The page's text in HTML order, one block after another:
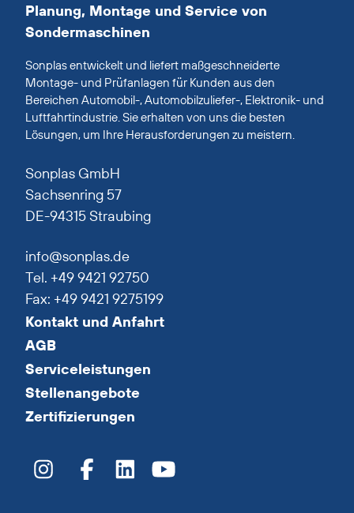
Planung, Montage und Service von
Sondermaschinen
Sonplas entwickelt und liefert maßgeschneiderte
Montage- und Prüfanlagen für Kunden aus den
Bereichen Automobil-, Automobilzuliefer-, Elektronik- und
Luftfahrtindustrie. Sie erhalten von uns die besten
Lösungen, um Ihre Herausforderungen zu meistern.
Sonplas GmbH
Sachsenring 57
DE-94315 Straubing
info@sonplas.de
Tel. +49 9421 92750
Fax: +49 9421 9275199
Kontakt und Anfahrt
AGB
Serviceleistungen
Stellenangebote
Zertifizierungen